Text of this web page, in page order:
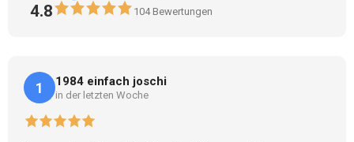
4.8 104Bewertungen
1 1984 einfach joschi
in der letzten Woche